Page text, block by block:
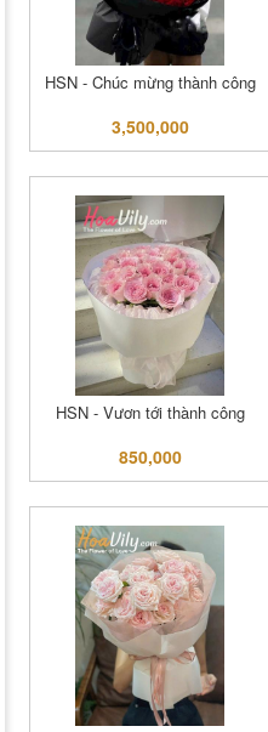
HSN - Chúc mừng thành công
3,500,000
HSN - Vươn tới thành công
850,000